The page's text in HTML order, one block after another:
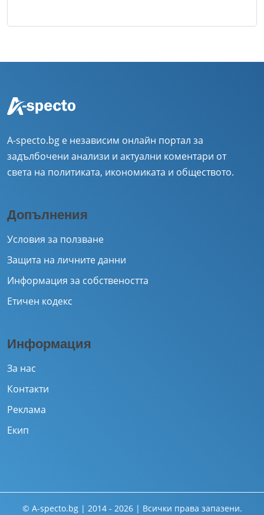
A-specto.bg е независим онлайн портал за
задълбочени анализи и актуални коментари от
света на политиката, икономиката и обществото.
Допълнения
Условия за ползване
Защита на личните данни
Информация за собствеността
Етичен кодекс
Информация
За нас
Контакти
Реклама
Екип
© A-specto.bg | 2014 - 2026 | Всички права запазени.